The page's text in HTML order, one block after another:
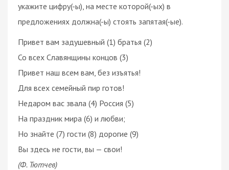
укажите цифру(-ы), на месте которой(-ых) в
предложениях должна(-ы) стоять запятая(-ые).
Привет вам задушевный (1) братья (2)
Со всех Славянщины концов (3)
Привет наш всем вам, без изъятья!
Для всех семейный пир готов!
Недаром вас звала (4) Россия (5)
На праздник мира (6) и любви;
Но знайте (7) гости (8) дорогие (9)
Вы здесь не гости, вы — свои!
(Ф. Тютчев)